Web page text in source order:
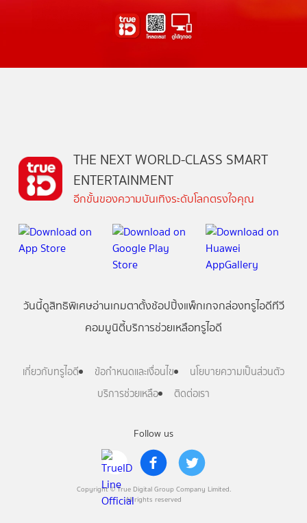
Follow us
Copyright © True Digital Group Company Limited.
All rights reserved
THE NEXT WORLD-CLASS SMART
ENTERTAINMENT
อีกขั้นของความบันเทิงระดับโลกตรงใจคุณ
วันนี้ดูสิทธิพิเศษอ่านเกมตาตั้งช้อปปิ้งแพ็กเกจกล่องทรูไอดีทีวี
คอมมูนิตี้บริการช่วยเหลือทรูไอดี
เกี่ยวกับทรูไอดี ข้อกำหนดและเงื่อนไข
นโยบายความเป็นส่วนตัว
บริการช่วยเหลือ
ติดต่อเรา